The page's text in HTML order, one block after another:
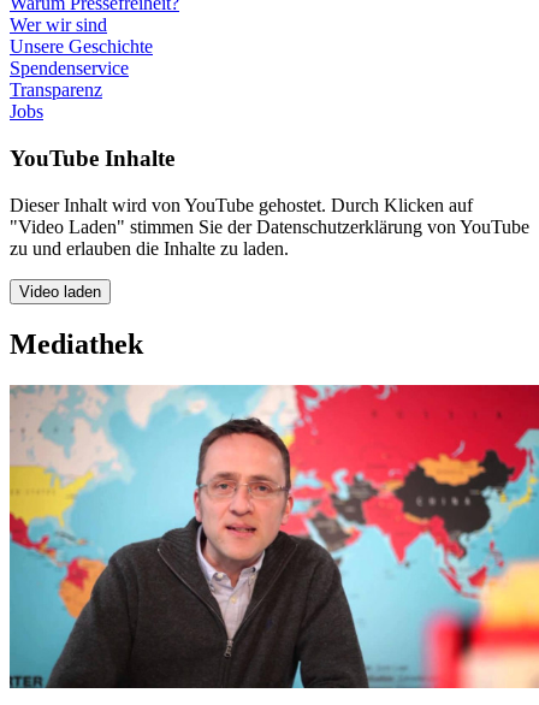
Wer wir sind
Unsere Geschichte
Spendenservice
Transparenz
Jobs
YouTube Inhalte
Dieser Inhalt wird von YouTube gehostet. Durch Klicken auf
"Video Laden" stimmen Sie der Datenschutzerklärung von YouTube
zu und erlauben die Inhalte zu laden.
Video laden
Mediathek